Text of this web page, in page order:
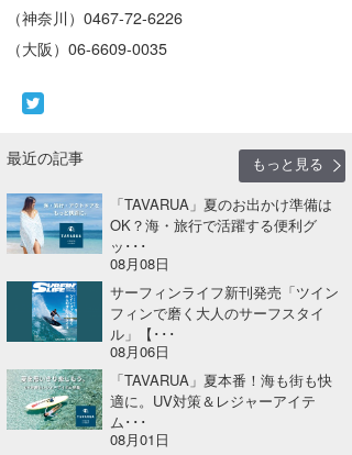
（神奈川）0467-72-6226
（大阪）06-6609-0035
最近の記事
もっと見る
「TAVARUA」夏のお出かけ準備は
OK？海・旅行で活躍する便利グ
ッ･･･
08月08日
サーフィンライフ新刊発売「ツイン
フィンで磨く大人のサーフスタイ
ル」【･･･
08月06日
「TAVARUA」夏本番！海も街も快
適に。UV対策＆レジャーアイテ
ム･･･
08月01日